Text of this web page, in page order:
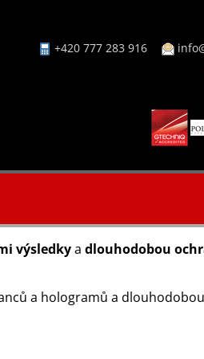
+420 777 283 916
výsledkya dlouhodobou
a hologramů a